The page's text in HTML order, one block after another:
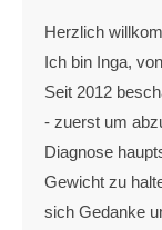
Herzlich
Ich bin Inga,
Seit 2012
- zuerst um
Diagnose
Gewicht zu
sich Gedanke